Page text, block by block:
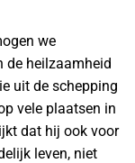
we
de heilzaamheid
uit de schepping
vele plaatsen in
dat hij ook voor
leven, niet